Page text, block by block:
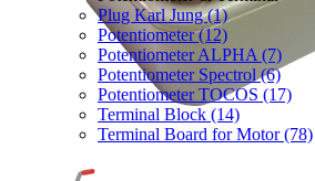
Plug Karl Jung (1)
Potentiometer (12)
Potentiometer ALPHA (7)
Potentiometer Spectrol (6)
Potentiometer TOCOS (17)
Terminal Block (14)
Terminal Board for Motor (78)